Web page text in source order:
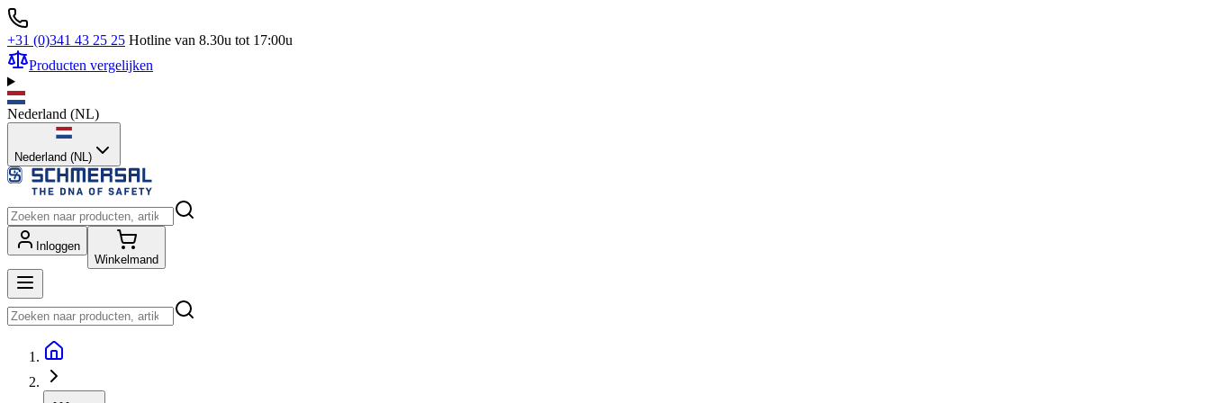
+31 (0)341 43 25 25 Hotline van 8.30u tot 17:00u
Producten vergelijken
Nederland (NL)
Nederland (NL)
Inloggen
Winkelmand